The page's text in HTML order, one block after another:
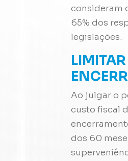
consideram
65% dos
legislações.
Ao julgar o
custo fiscal
dos 60